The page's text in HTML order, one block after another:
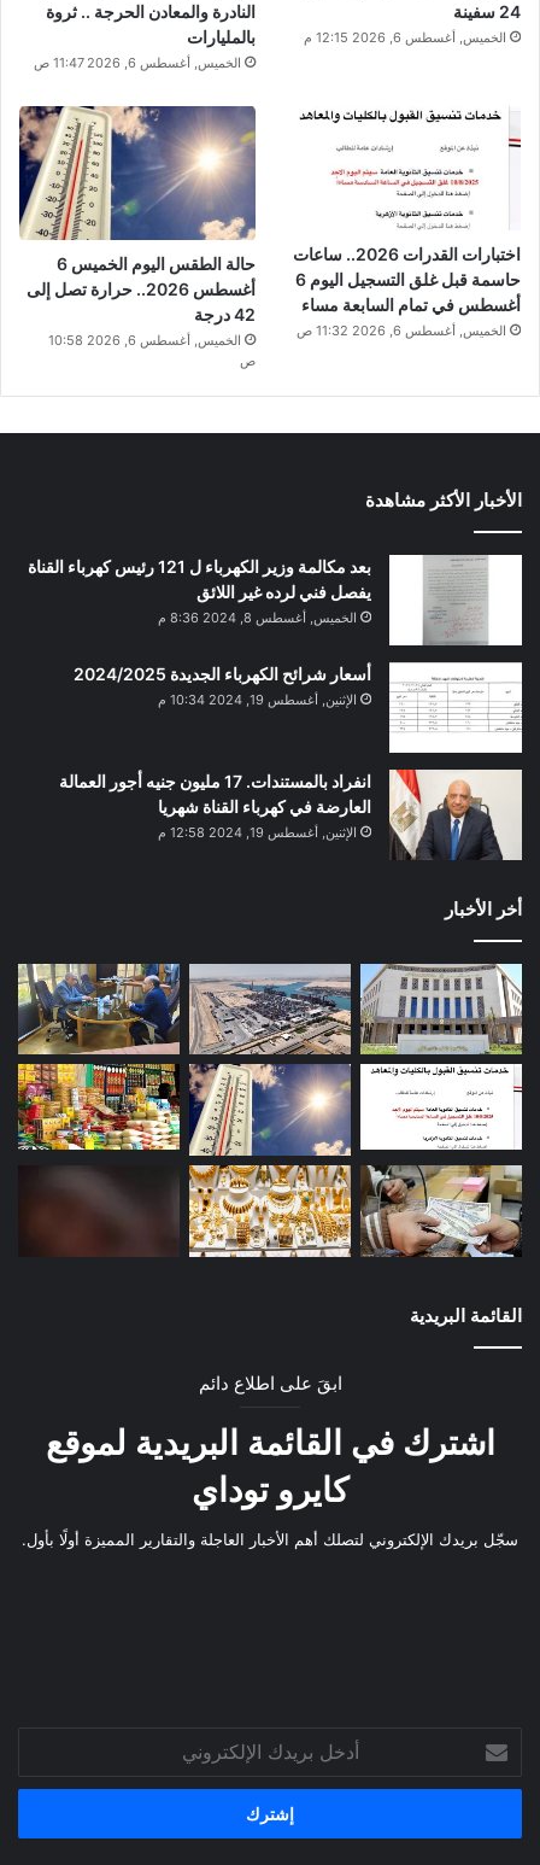
24 سفينة
الخميس, أغسطس 6, 2026 12:15 م
النادرة والمعادن الحرجة .. ثروة
بالمليارات
الخميس, أغسطس 6, 2026 11:47 ص
اختبارات القدرات 2026.. ساعات
حاسمة قبل غلق التسجيل اليوم 6
أغسطس في تمام السابعة مساء
الخميس, أغسطس 6, 2026 11:32 ص
حالة الطقس اليوم الخميس 6
أغسطس 2026.. حرارة تصل إلى
42 درجة
الخميس, أغسطس 6, 2026 10:58
ص
الأخبار الأكثر مشاهدة
بعد مكالمة وزير الكهرباء ل 121 رئيس كهرباء القناة
يفصل فني لرده غير اللائق
الخميس, أغسطس 8, 2024 8:36 م
أسعار شرائح الكهرباء الجديدة 2024/2025
الإثنين, أغسطس 19, 2024 10:34 م
انفراد بالمستندات. 17 مليون جنيه أجور العمالة
العارضة في كهرباء القناة شهريا
الإثنين, أغسطس 19, 2024 12:58 م
أخر الأخبار
القائمة البريدية
ابقَ على اطلاع دائم
اشترك في القائمة البريدية لموقع
كايرو توداي
سجّل بريدك الإلكتروني لتصلك أهم الأخبار العاجلة والتقارير المميزة أولًا بأول.
بريدك
الإلكتروني